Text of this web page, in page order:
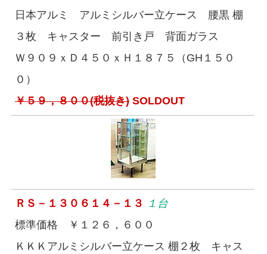
日本アルミ アルミシルバー立ケース 腰黒 棚
３枚 キャスター 前引き戸 背面ガラス
Ｗ９０９ｘＤ４５０ｘＨ１８７５（GH１５０
０）
￥５９，８００(税抜き) SOLDOUT
ＲＳ－１３０６１４－１３ １台
標準価格 ￥１２６，６００
ＫＫＫアルミシルバー立ケース 棚２枚 キャス